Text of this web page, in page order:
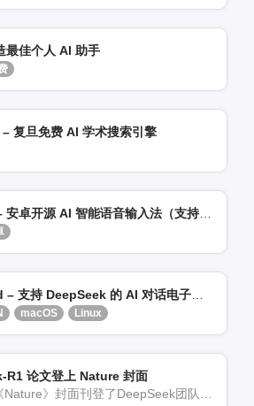
最佳个人 AI 助手
复旦免费 AI 学术搜索引擎
macOS Linux
R1 论文登上 Nature 封面